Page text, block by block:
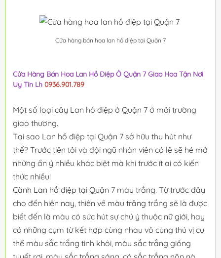
Cửa hàng bán hoa lan hồ điệp tại Quận 7
Cửa Hàng Bán Hoa Lan Hồ Điệp Ở Quận 7 Giao Hoa Tận Nơi
Uy Tín Lh 0936.901.789
Một số loại cây Lan hồ điệp ở Quận 7 ở môi trường
giao thương.
Tại sao Lan hồ điệp tại Quận 7 sở hữu thu hút như
thế? Trước tiên tôi và đội ngũ nhân viên có lẽ sẽ hé mở
những ẩn ý nhiều khác biệt mà khi trước ít ai có kiến
thức nhiều!
Cành Lan hồ điệp tại Quận 7 màu trắng. Từ trước đây
cho đến hiện nay, thiên về màu trăng trắng sẽ là được
biết đến là màu có sức hút sự chú ý thuộc nữ giới, hay
có những cụm từ kết hợp cùng nhau vô cùng thú vị cụ
thể màu sắc trắng tinh khôi, màu sắc trắng giống